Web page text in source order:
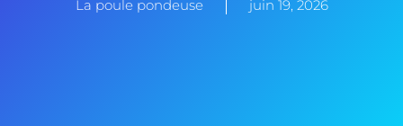
La poule pondeuse juin 19, 2026